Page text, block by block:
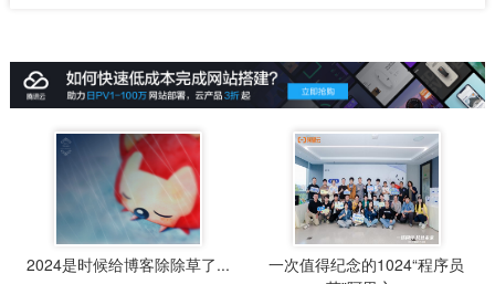
2024是时候给博客除除草了...
一次值得纪念的1024“程序员